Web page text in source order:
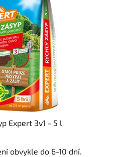
Expert 3v1 - 5 l
obvykle do 6-10 dní.